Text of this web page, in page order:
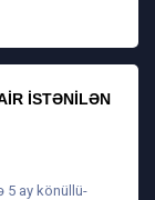
ISTƏNILƏN
5 ay könüllü-